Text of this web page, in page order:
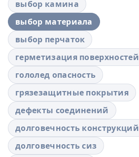
выбор камина
выбор материала
выбор перчаток
герметизация поверхностей
гололед опасность
грязезащитные покрытия
дефекты соединений
долговечность конструкций
долговечность сиз